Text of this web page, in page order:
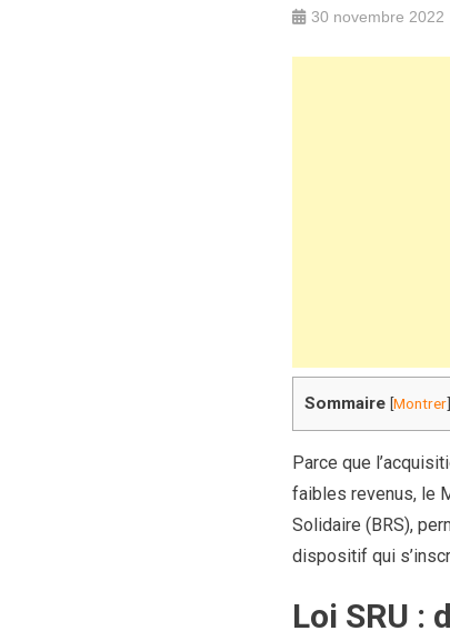
30 novembre 2022
Sommaire [Montrer]
Parce que
faibles revenus, le
Solidaire (BRS),
dispositif qui
Loi SRU :